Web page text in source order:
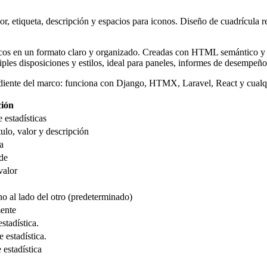
etiqueta, descripción y espacios para iconos. Diseño de
en un formato claro y organizado. Creadas con HTML semántico
disposiciones y estilos, ideal para paneles, informes de
del marco: funciona con Django, HTMX, Laravel, React y
estadísticas
valor y descripción
al lado del otro (predeterminado)
estadística.